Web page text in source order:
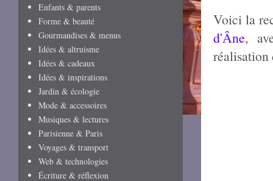
Voici la
d'Âne,
réalisation
Enfants & parents
Forme & beauté
Gourmandises & menus
Idées & altruisme
Idées & cadeaux
Idées & inspirations
Jardin & écologie
Mode & accessoires
Musiques & lectures
Parisienne & Paris
Voyages & transport
Web & technologies
Écriture & réflexion